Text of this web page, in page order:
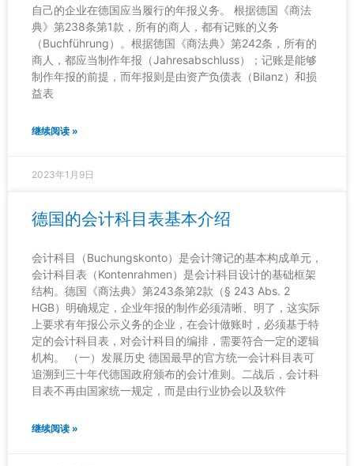
自己的企业在德国应当履行的年报义务。 根据德国《商法
典》第238条第1款，所有的商人，都有记账的义务
（Buchführung）。根据德国《商法典》第242条，所有的
商人，都应当制作年报（Jahresabschluss）；记账是能够
制作年报的前提，而年报则是由资产负债表（Bilanz）和损
益表
继续阅读 »
2023年1月9日
德国的会计科目表基本介绍
会计科目（Buchungskonto）是会计簿记的基本构成单元，
会计科目表（Kontenrahmen）是会计科目设计的基础框架
结构。德国《商法典》第243条第2款（§ 243 Abs. 2
HGB）明确规定，企业年报的制作必须清晰、明了，这实际
上要求有年报公示义务的企业，在会计做账时，必须基于特
定的会计科目表，对会计科目的编排，需要符合一定的逻辑
机构。 （一）发展历史 德国最早的官方统一会计科目表可
追溯到三十年代德国政府颁布的会计准则。二战后，会计科
目表不再由国家统一规定，而是由行业协会以及软件
继续阅读 »